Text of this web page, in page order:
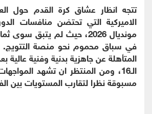
تتجه انظار عشاق كرة القدم حول
الاميركية التي تحتضن منافسات
مونديال 2026، حيث لم يتبق
في سباق محموم نحو منصة
المتأهلة عن جاهزية بدنية وفنية عالية
الـ16، ومن المنتظر ان تشهد
مسبوقة نظرا لتقارب المستويات بين